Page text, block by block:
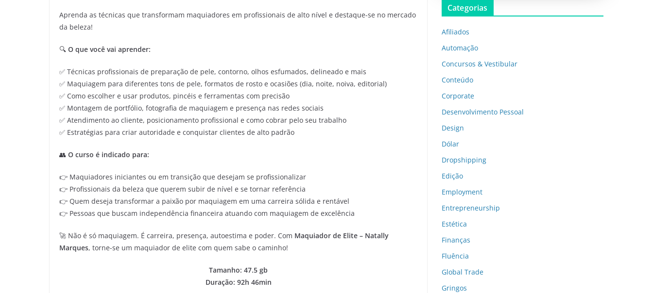
Aprenda as técnicas que transformam maquiadores em profissionais de alto nível e destaque-se no mercado
da beleza!
🔍 O que você vai aprender:
✅ Técnicas profissionais de preparação de pele, contorno, olhos esfumados, delineado e mais
✅ Maquiagem para diferentes tons de pele, formatos de rosto e ocasiões (dia, noite, noiva, editorial)
✅ Como escolher e usar produtos, pincéis e ferramentas com precisão
✅ Montagem de portfólio, fotografia de maquiagem e presença nas redes sociais
✅ Atendimento ao cliente, posicionamento profissional e como cobrar pelo seu trabalho
✅ Estratégias para criar autoridade e conquistar clientes de alto padrão
👥 O curso é indicado para:
👉 Maquiadores iniciantes ou em transição que desejam se profissionalizar
👉 Profissionais da beleza que querem subir de nível e se tornar referência
👉 Quem deseja transformar a paixão por maquiagem em uma carreira sólida e rentável
👉 Pessoas que buscam independência financeira atuando com maquiagem de excelência
🚀 Não é só maquiagem. É carreira, presença, autoestima e poder. Com Maquiador de Elite – Natally
Marques, torne-se um maquiador de elite com quem sabe o caminho!
Tamanho: 47.5 gb
Duração: 92h 46min
Categorias
Afiliados
Automação
Concursos & Vestibular
Conteúdo
Corporate
Desenvolvimento Pessoal
Design
Dólar
Dropshipping
Edição
Employment
Entrepreneurship
Estética
Finanças
Fluência
Global Trade
Gringos